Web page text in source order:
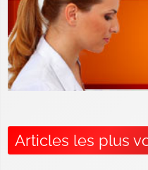
Articles les plus